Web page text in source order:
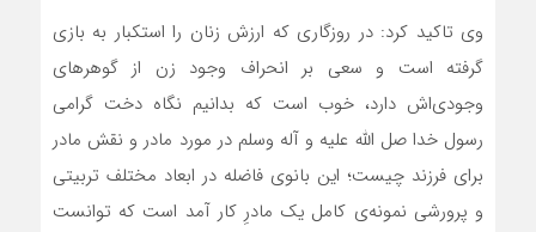
وی تاکید کرد: در روزگاری که ارزش زنان را استکبار به بازی
گرفته است و سعی بر انحراف وجود زن از گوهرهای
وجودی‌اش دارد، خوب است که بدانیم نگاه دخت گرامی
رسول خدا صل الله علیه و آله وسلم در مورد مادر و نقش مادر
برای فرزند چیست؛ این بانوی فاضله در ابعاد مختلف تربیتی
و پرورشی نمونه‌ی کامل یک مادرِ کار آمد است که توانست